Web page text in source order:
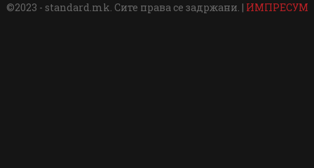
©2023 - standard.mk. Сите права се задржани. | ИМПРЕСУМ